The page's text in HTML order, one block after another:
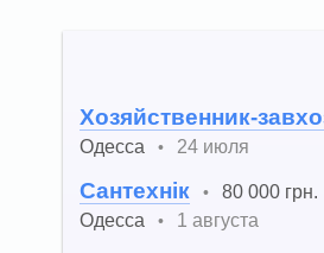
Хозяйственник-
Одесса
• 24 июля
Сантехнік • 80 000 грн.
Одесса
• 1 августа